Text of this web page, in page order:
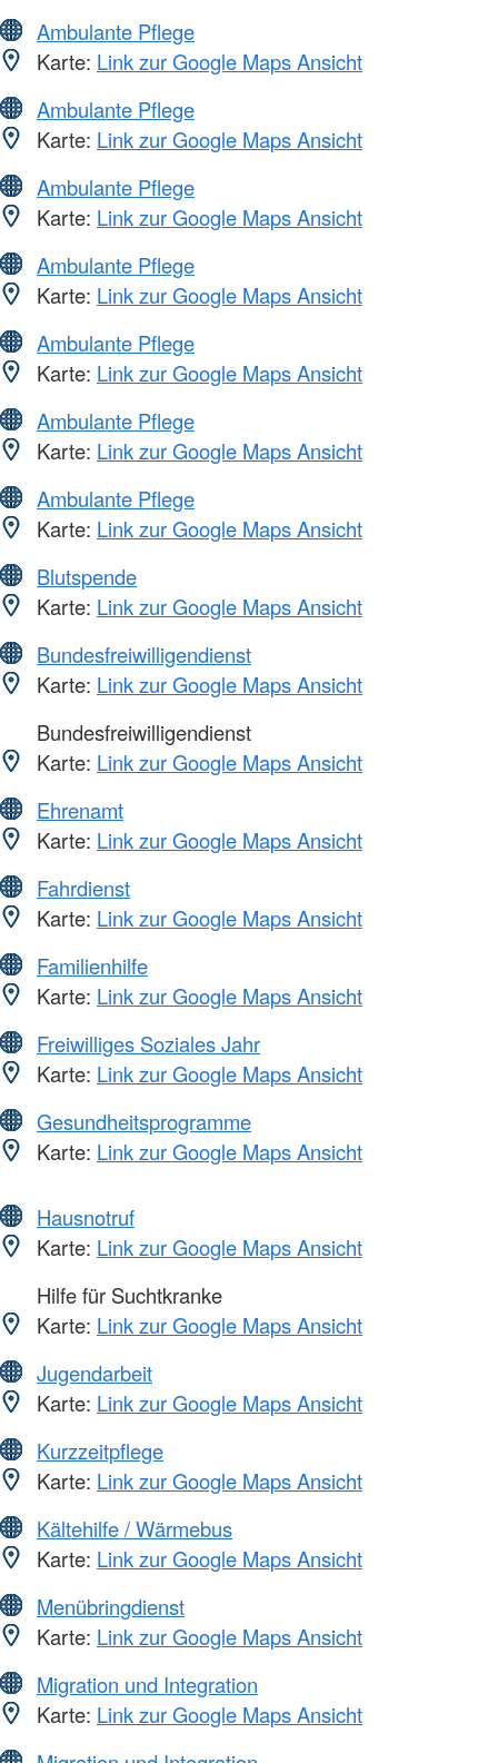
Ambulante Pflege
Karte: Link zur Google Maps Ansicht
Ambulante Pflege
Karte: Link zur Google Maps Ansicht
Ambulante Pflege
Karte: Link zur Google Maps Ansicht
Ambulante Pflege
Karte: Link zur Google Maps Ansicht
Ambulante Pflege
Karte: Link zur Google Maps Ansicht
Ambulante Pflege
Karte: Link zur Google Maps Ansicht
Ambulante Pflege
Karte: Link zur Google Maps Ansicht
Blutspende
Karte: Link zur Google Maps Ansicht
Bundesfreiwilligendienst
Karte: Link zur Google Maps Ansicht
Bundesfreiwilligendienst
Karte: Link zur Google Maps Ansicht
Ehrenamt
Karte: Link zur Google Maps Ansicht
Fahrdienst
Karte: Link zur Google Maps Ansicht
Familienhilfe
Karte: Link zur Google Maps Ansicht
Freiwilliges Soziales Jahr
Karte: Link zur Google Maps Ansicht
Gesundheitsprogramme
Karte: Link zur Google Maps Ansicht
Hausnotruf
Karte: Link zur Google Maps Ansicht
Hilfe für Suchtkranke
Karte: Link zur Google Maps Ansicht
Jugendarbeit
Karte: Link zur Google Maps Ansicht
Kurzzeitpflege
Karte: Link zur Google Maps Ansicht
Kältehilfe / Wärmebus
Karte: Link zur Google Maps Ansicht
Menübringdienst
Karte: Link zur Google Maps Ansicht
Migration und Integration
Karte: Link zur Google Maps Ansicht